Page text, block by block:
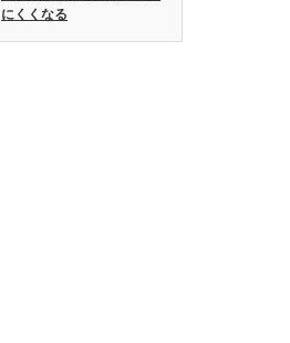
にくくなる